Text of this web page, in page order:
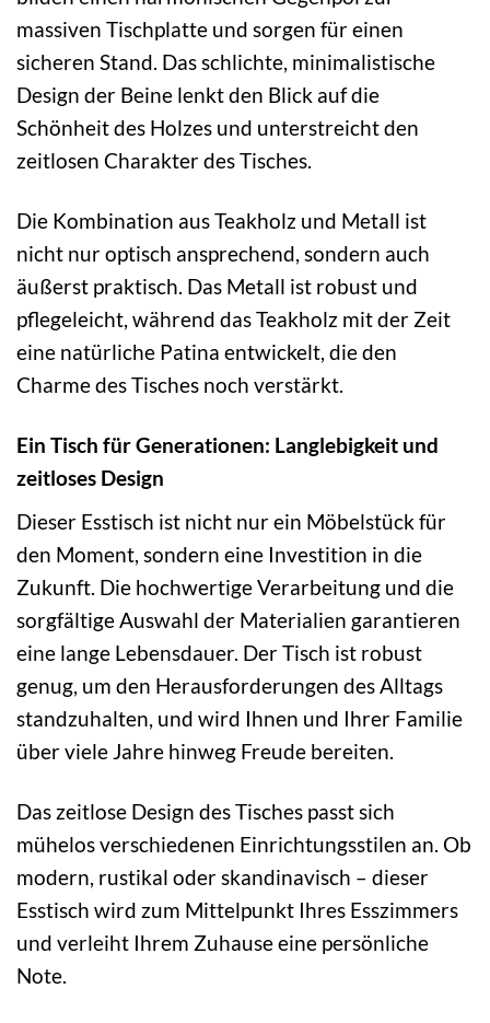
massiven Tischplatte und sorgen für einen
sicheren Stand. Das schlichte, minimalistische
Design der Beine lenkt den Blick auf die
Schönheit des Holzes und unterstreicht den
zeitlosen Charakter des Tisches.
Die Kombination aus Teakholz und Metall ist
nicht nur optisch ansprechend, sondern auch
äußerst praktisch. Das Metall ist robust und
pflegeleicht, während das Teakholz mit der Zeit
eine natürliche Patina entwickelt, die den
Charme des Tisches noch verstärkt.
Ein Tisch für Generationen: Langlebigkeit und
zeitloses Design
Dieser Esstisch ist nicht nur ein Möbelstück für
den Moment, sondern eine Investition in die
Zukunft. Die hochwertige Verarbeitung und die
sorgfältige Auswahl der Materialien garantieren
eine lange Lebensdauer. Der Tisch ist robust
genug, um den Herausforderungen des Alltags
standzuhalten, und wird Ihnen und Ihrer Familie
über viele Jahre hinweg Freude bereiten.
Das zeitlose Design des Tisches passt sich
mühelos verschiedenen Einrichtungsstilen an. Ob
modern, rustikal oder skandinavisch – dieser
Esstisch wird zum Mittelpunkt Ihres Esszimmers
und verleiht Ihrem Zuhause eine persönliche
Note.